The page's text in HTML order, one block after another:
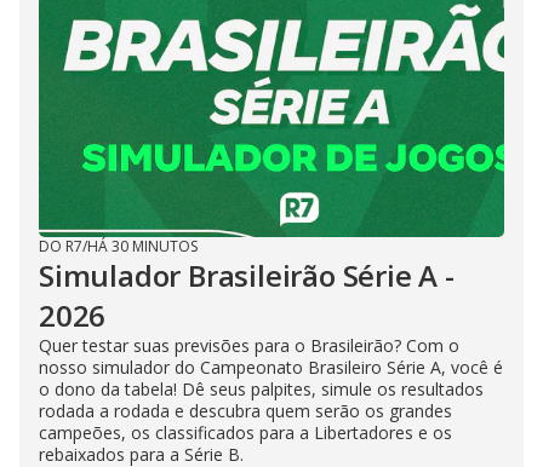
DO R7/HÁ 30 MINUTOS
Simulador Brasileirão Série A -
2026
Quer testar suas previsões para o Brasileirão? Com o
nosso simulador do Campeonato Brasileiro Série A, você é
o dono da tabela! Dê seus palpites, simule os resultados
rodada a rodada e descubra quem serão os grandes
campeões, os classificados para a Libertadores e os
rebaixados para a Série B.